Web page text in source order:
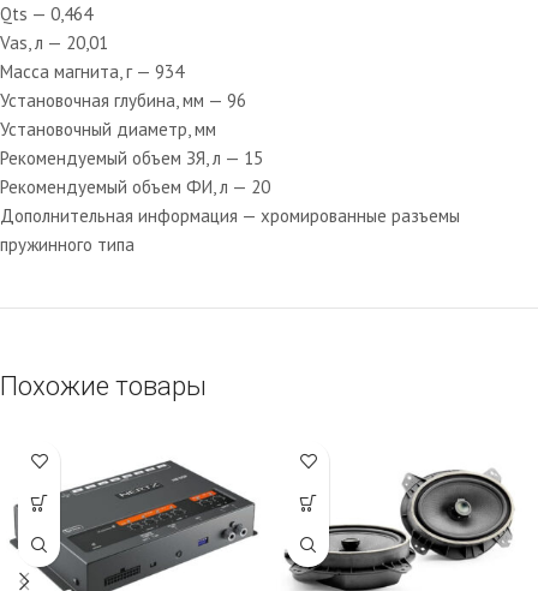
Qts — 0,464
Vas, л — 20,01
Масса магнита, г — 934
Установочная глубина, мм — 96
Установочный диаметр, мм
Рекомендуемый объем ЗЯ, л — 15
Рекомендуемый объем ФИ, л — 20
Дополнительная информация — хромированные разъемы
пружинного типа
Похожие товары